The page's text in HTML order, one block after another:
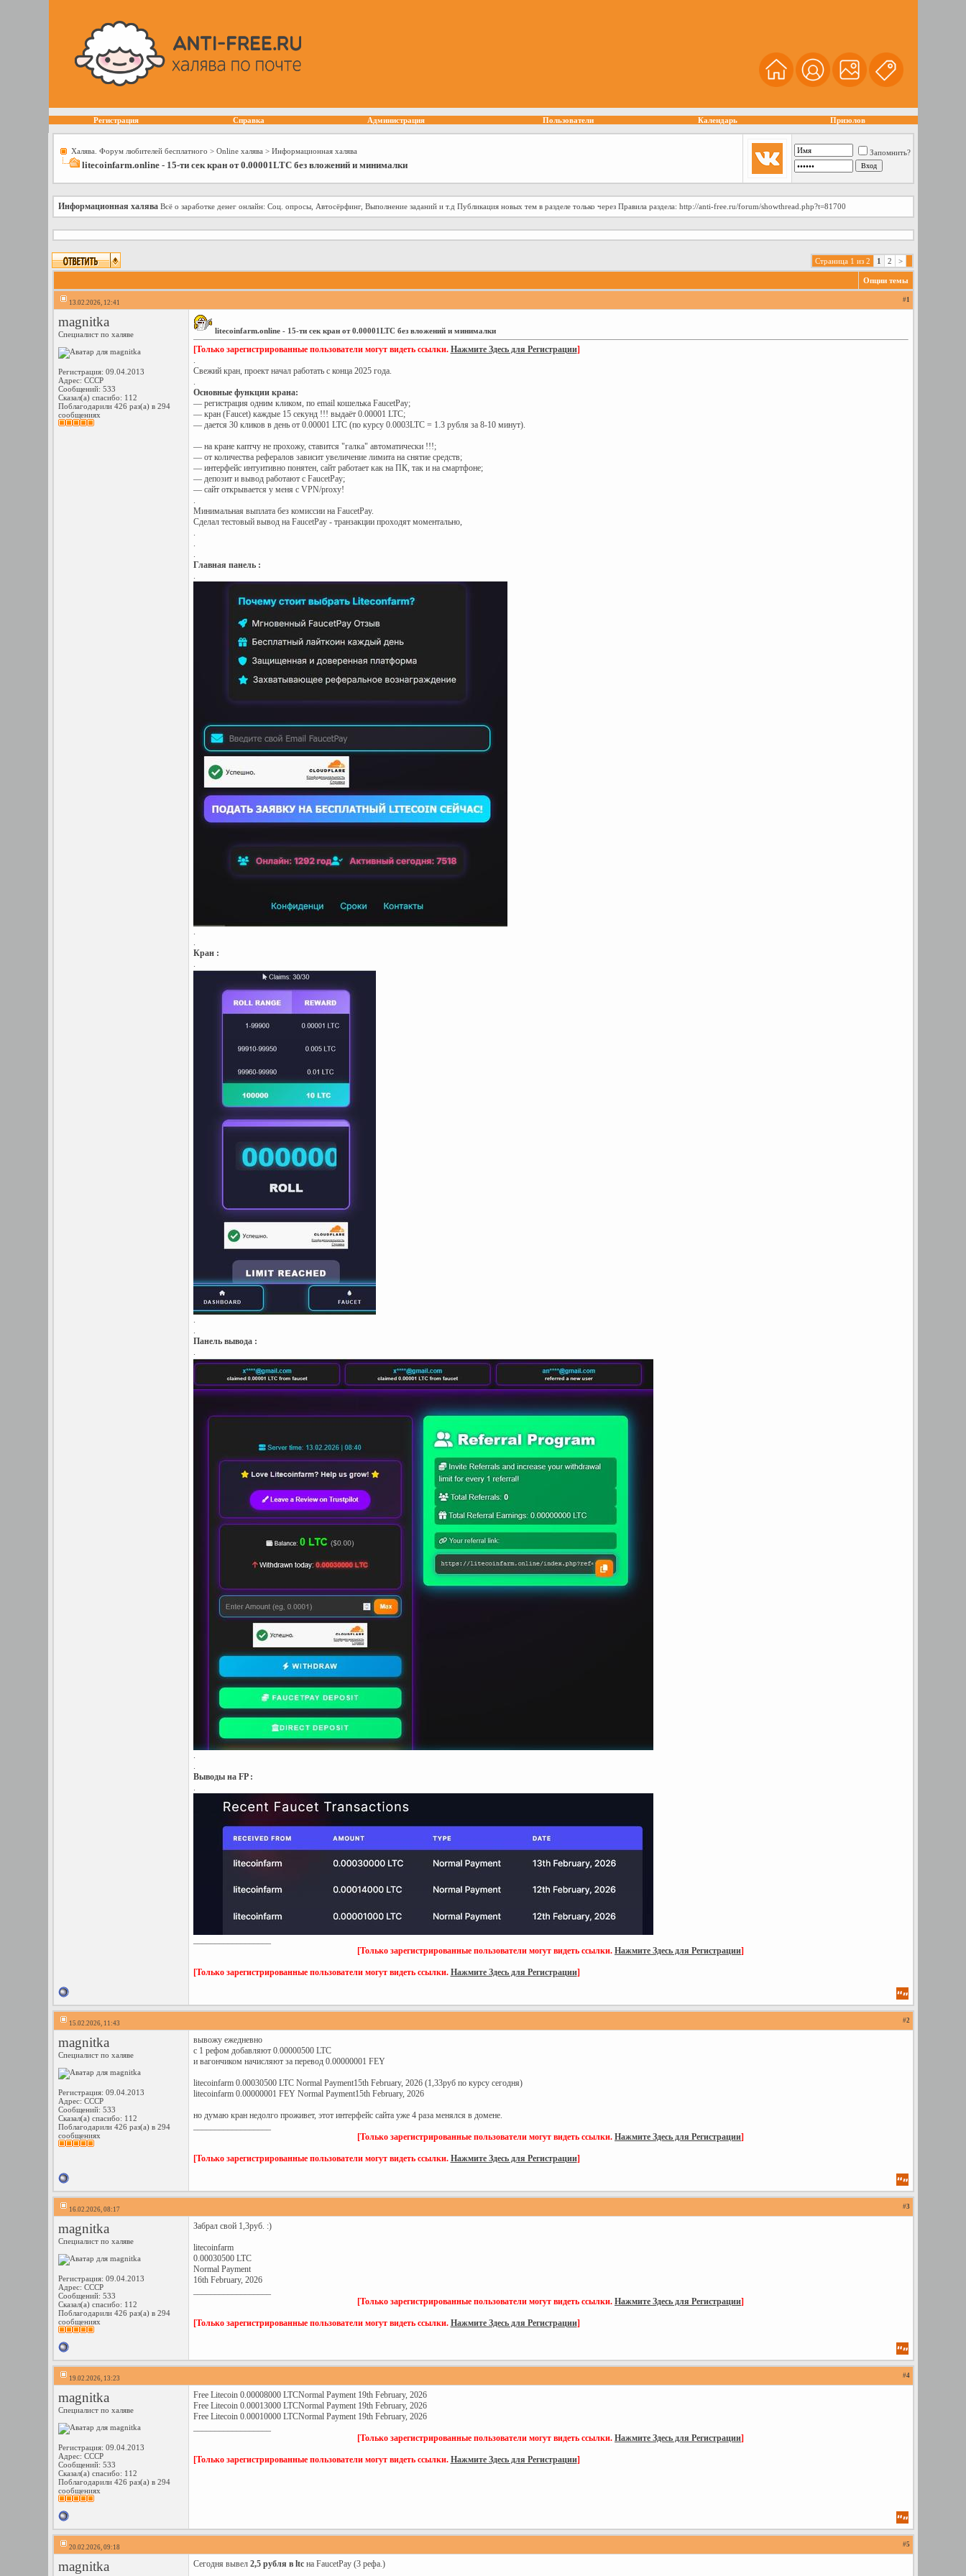
Регистрация Справка Администрация Пользователи Календарь Призолов
Халява. Форум любителей бесплатного > Online халява > Информационная халява
litecoinfarm.online - 15-ти сек кран от 0.00001LTC без вложений и минималки
Запомнить?
Информационная халява Всё о заработке денег онлайн: Соц. опросы, Автосёрфинг, Выполнение заданий и т.д Публикация новых тем в разделе только через Правила раздела: http://anti-free.ru/forum/showthread.php?t=81700
Страница 1 из 2 1 2 >
Опции темы
13.02.2026, 12:41 #1
magnitka
Специалист по халяве
Регистрация: 09.04.2013
Адрес: СССР
Сообщений: 533
Сказал(а) спасибо: 112
Поблагодарили 426 раз(а) в 294
сообщениях
litecoinfarm.online - 15-ти сек кран от 0.00001LTC без вложений и минималки
[Только зарегистрированные пользователи могут видеть ссылки. Нажмите Здесь для Регистрации]
.
Свежий кран, проект начал работать с конца 2025 года.
.
Основные функции крана:
— регистрация одним кликом, по email кошелька FaucetPay;
— кран (Faucet) каждые 15 секунд !!! выдаёт 0.00001 LTC;
— дается 30 кликов в день от 0.00001 LTC (по курсу 0.0003LTC = 1.3 рубля за 8-10 минут).
— на кране каптчу не прохожу, ставится "галка" автоматически !!!;
— от количества рефералов зависит увеличение лимита на снятие средств;
— интерфейс интуитивно понятен, сайт работает как на ПК, так и на смартфоне;
— депозит и вывод работают с FaucetPay;
— сайт открывается у меня с VPN/proxy!
.
Минимальная выплата без комиссии на FaucetPay.
Сделал тестовый вывод на FaucetPay - транзакции проходят моментально,
.
.
.
Главная панель :
.
.
.
Кран :
.
.
.
Панель вывода :
.
.
.
Выводы на FP :
.
[Только зарегистрированные пользователи могут видеть ссылки. Нажмите Здесь для Регистрации]
[Только зарегистрированные пользователи могут видеть ссылки. Нажмите Здесь для Регистрации]
15.02.2026, 11:43 #2
magnitka
Специалист по халяве
Регистрация: 09.04.2013
Адрес: СССР
Сообщений: 533
Сказал(а) спасибо: 112
Поблагодарили 426 раз(а) в 294
сообщениях
вывожу ежедневно
с 1 рефом добавляют 0.00000500 LTC
и вагончиком начисляют за перевод 0.00000001 FEY
litecoinfarm 0.00030500 LTC Normal Payment15th February, 2026 (1,33руб по курсу сегодня)
litecoinfarm 0.00000001 FEY Normal Payment15th February, 2026
но думаю кран недолго проживет, этот интерфейс сайта уже 4 раза менялся в домене.
[Только зарегистрированные пользователи могут видеть ссылки. Нажмите Здесь для Регистрации]
[Только зарегистрированные пользователи могут видеть ссылки. Нажмите Здесь для Регистрации]
16.02.2026, 08:17 #3
magnitka
Специалист по халяве
Регистрация: 09.04.2013
Адрес: СССР
Сообщений: 533
Сказал(а) спасибо: 112
Поблагодарили 426 раз(а) в 294
сообщениях
Забрал свой 1,3руб. :)
litecoinfarm
0.00030500 LTC
Normal Payment
16th February, 2026
[Только зарегистрированные пользователи могут видеть ссылки. Нажмите Здесь для Регистрации]
[Только зарегистрированные пользователи могут видеть ссылки. Нажмите Здесь для Регистрации]
19.02.2026, 13:23 #4
magnitka
Специалист по халяве
Регистрация: 09.04.2013
Адрес: СССР
Сообщений: 533
Сказал(а) спасибо: 112
Поблагодарили 426 раз(а) в 294
сообщениях
Free Litecoin 0.00008000 LTCNormal Payment 19th February, 2026
Free Litecoin 0.00013000 LTCNormal Payment 19th February, 2026
Free Litecoin 0.00010000 LTCNormal Payment 19th February, 2026
[Только зарегистрированные пользователи могут видеть ссылки. Нажмите Здесь для Регистрации]
[Только зарегистрированные пользователи могут видеть ссылки. Нажмите Здесь для Регистрации]
20.02.2026, 09:18 #5
magnitka Сегодня вывел 2,5 рубля в ltc на FaucetPay (3 рефа.)